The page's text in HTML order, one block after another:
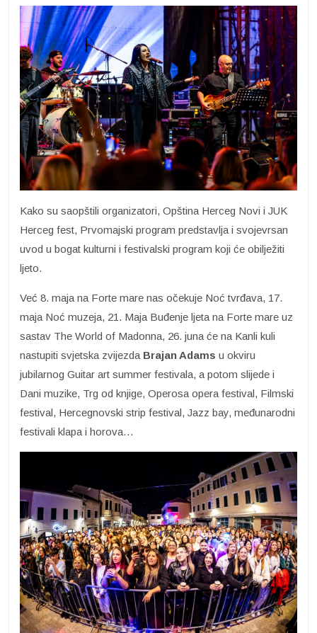
Kako su saopštili organizatori, Opština Herceg Novi i JUK
Herceg fest, Prvomajski program predstavlja i svojevrsan
uvod u bogat kulturni i festivalski program koji će obilježiti
ljeto.
Već 8. maja na Forte mare nas očekuje Noć tvrđava, 17.
maja Noć muzeja, 21. Maja Buđenje ljeta na Forte mare uz
sastav The World of Madonna, 26. juna će na Kanli kuli
nastupiti svjetska zvijezda Brajan Adams u okviru
jubilarnog Guitar art summer festivala, a potom slijede i
Dani muzike, Trg od knjige, Operosa opera festival, Filmski
festival, Hercegnovski strip festival, Jazz bay, međunarodni
festivali klapa i horova…